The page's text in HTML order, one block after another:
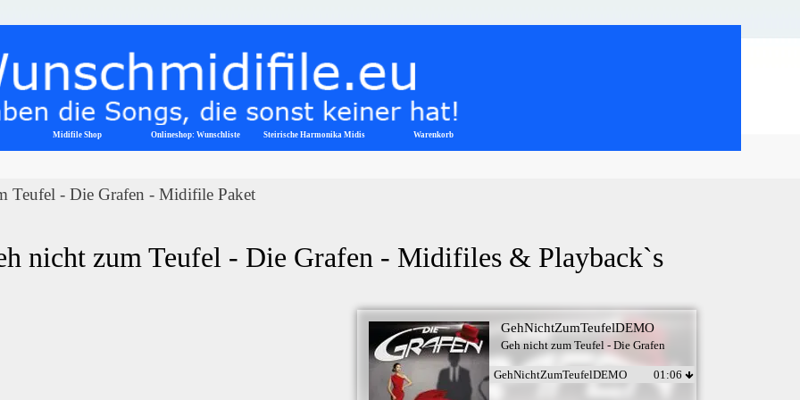
Menü überspringen
Midifile Shop ▼
Onlineshop: Wunschliste Steirische Harmonika Midis ▼
Warenkorb
Teufel - Die Grafen - Midifile Paket
nicht zum Teufel - Die Grafen - Midifiles & Playback`s
GehNichtZumTeufelDEMO
Geh nicht zum Teufel - Die Grafen
GehNichtZumTeufelDEMO 01:06